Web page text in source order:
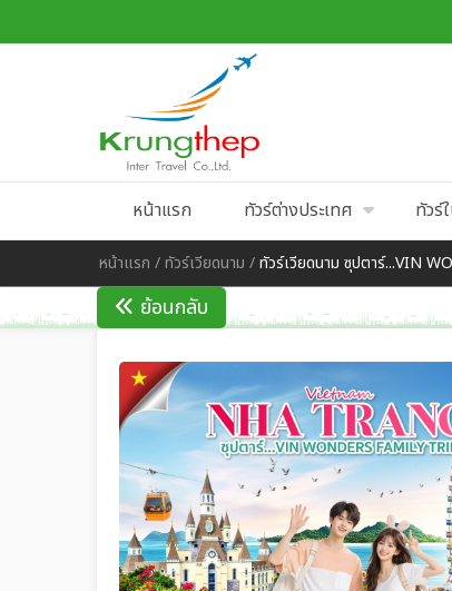
หน้าแรก ทัวร์ต่างประเทศ ทัวร์
หน้าแรก /ทัวร์เวียดนาม /ทัวร์เวียดนาม ซุปตาร์...VIN
ย้อนกลับ